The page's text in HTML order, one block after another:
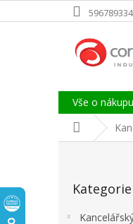
na
596789334
Vše o nákupu
Domů
kategorie
Kategorie